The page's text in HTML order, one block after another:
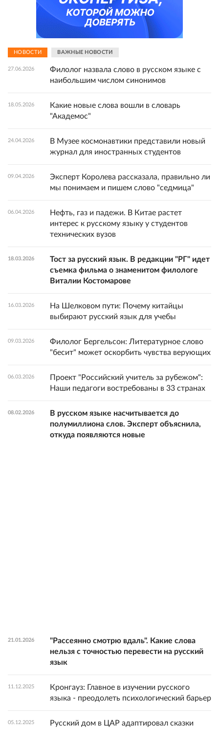
НОВОСТИ ВАЖНЫЕ НОВОСТИ
27.06.2026
Филолог назвала слово в русском языке с
наибольшим числом синонимов
18.05.2026
Какие новые слова вошли в словарь
"Академос"
24.04.2026
В Музее космонавтики представили новый
журнал для иностранных студентов
09.04.2026
Эксперт Королева рассказала, правильно ли
мы понимаем и пишем слово "седмица"
06.04.2026
Нефть, газ и падежи. В Китае растет
интерес к русскому языку у студентов
технических вузов
18.03.2026
Тост за русский язык. В редакции "РГ" идет
съемка фильма о знаменитом филологе
Виталии Костомарове
16.03.2026
На Шелковом пути: Почему китайцы
выбирают русский язык для учебы
09.03.2026
Филолог Бергельсон: Литературное слово
"бесит" может оскорбить чувства верующих
06.03.2026
Проект "Российский учитель за рубежом":
Наши педагоги востребованы в 33 странах
08.02.2026
В русском языке насчитывается до
полумиллиона слов. Эксперт объяснила,
откуда появляются новые
21.01.2026
"Рассеянно смотрю вдаль". Какие слова
нельзя с точностью перевести на русский
язык
11.12.2025
Кронгауз: Главное в изучении русского
языка - преодолеть психологический барьер
05.12.2025
Русский дом в ЦАР адаптировал сказки